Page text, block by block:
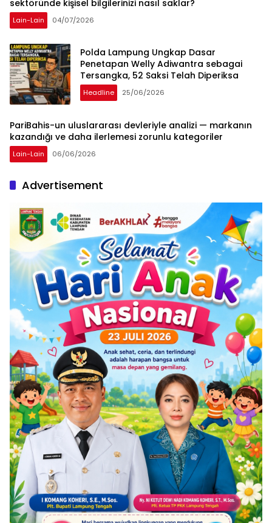
sektöründe kişisel bilgilerinizi nasıl saklar?
Lain-Lain 04/07/2026
Polda Lampung Ungkap Dasar
Penetapan Welly Adiwantra sebagai
Tersangka, 52 Saksi Telah Diperiksa
Headline 25/06/2026
PariBahis-un uluslararası devleriyle analizi — markanın
kazandığı ve daha ilerlemesi zorunlu kategoriler
Lain-Lain 06/06/2026
Advertisement